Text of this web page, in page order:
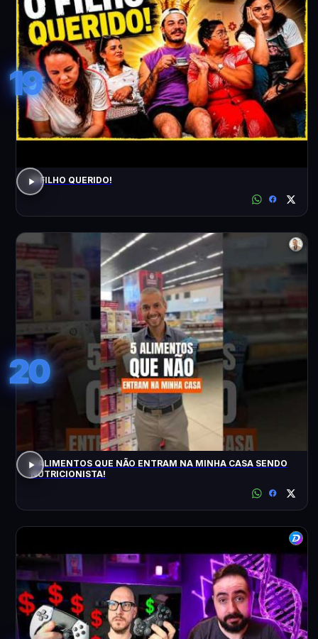
19
O FILHO QUERIDO!
20
5 ALIMENTOS QUE NÃO ENTRAM NA MINHA CASA SENDO
NUTRICIONISTA!